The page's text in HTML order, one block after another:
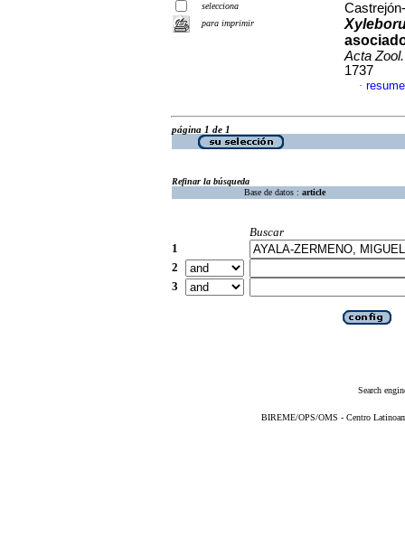
selecciona
para imprimir
Acta
1737
·
página 1 de 1
Refinar la búsqueda
Base de datos : article
Buscar
1
2
3
Search
BIREME/OPS/OMS - Centro